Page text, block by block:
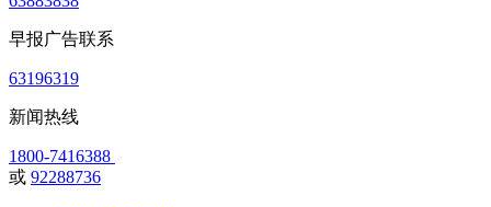
早报广告联系
63196319
新闻热线
1800-7416388
或 92288736